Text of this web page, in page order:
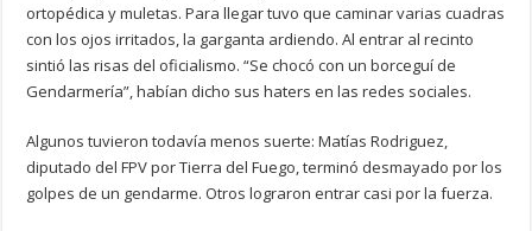
ortopédica y muletas. Para llegar tuvo que caminar varias cuadras
con los ojos irritados, la garganta ardiendo. Al entrar al recinto
sintió las risas del oficialismo. “Se chocó con un borceguí de
Gendarmería”, habían dicho sus haters en las redes sociales.
Algunos tuvieron todavía menos suerte: Matías Rodriguez,
diputado del FPV por Tierra del Fuego, terminó desmayado por los
golpes de un gendarme. Otros lograron entrar casi por la fuerza.